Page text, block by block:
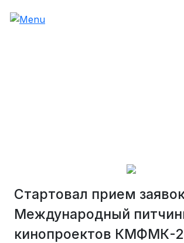
Стартовал прием
Международный
кинопроектов КМФМК-